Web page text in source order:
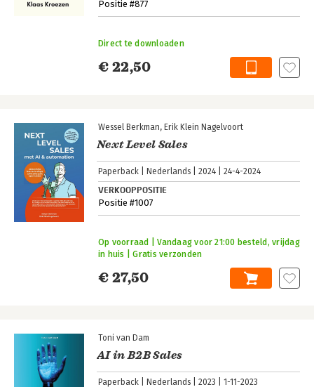
Positie #877
€ 22,50
Direct te downloaden
Wessel Berkman Erik Klein Nagelvoort
Next Level Sales
Paperback Nederlands 2024 24-4-2024
VERKOOPPOSITIE
Positie #1007
€ 27,50
Op voorraad | Vandaag voor 21:00 besteld, vrijdag
in huis | Gratis verzonden
Toni van Dam
AI in B2B Sales
Paperback Nederlands 2023 1-11-2023